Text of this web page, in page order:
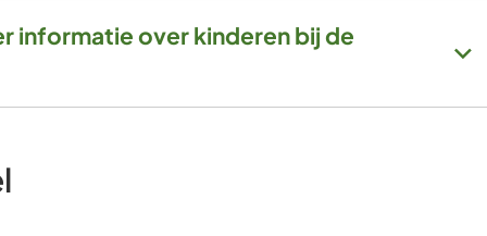
informatie over kinderen bij de